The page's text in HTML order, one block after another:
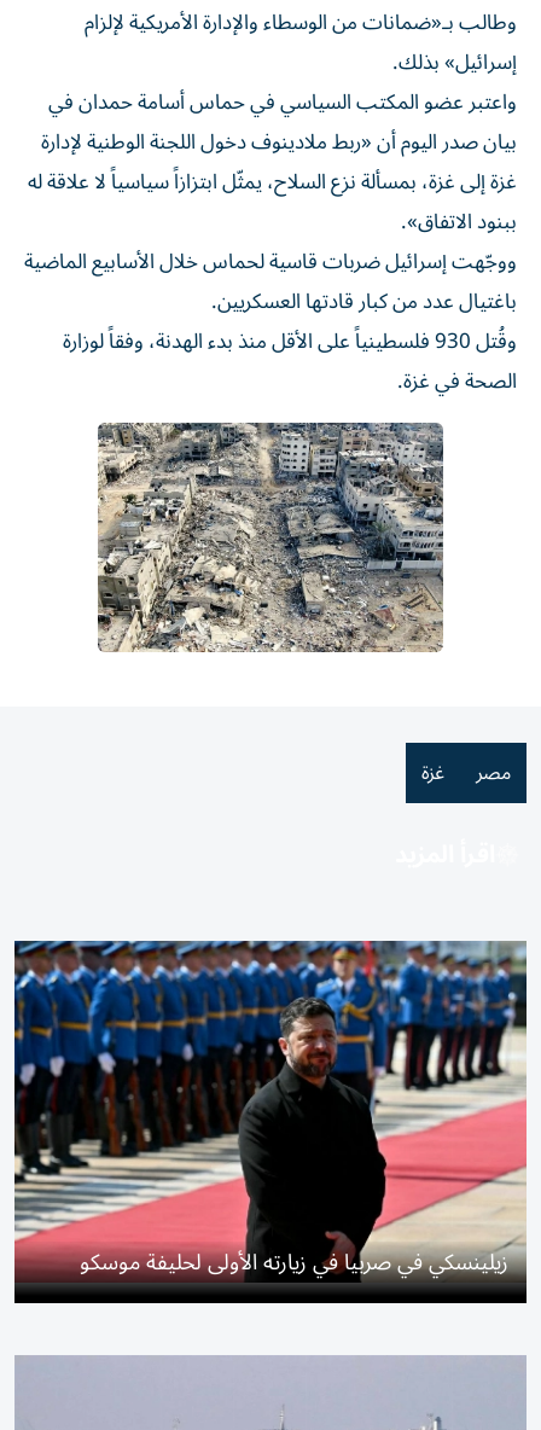
وطالب بـ«ضمانات من الوسطاء والإدارة الأمريكية لإلزام
إسرائيل» بذلك.
واعتبر عضو المكتب السياسي في حماس أسامة حمدان في
بيان صدر اليوم أن «ربط ملادينوف دخول اللجنة الوطنية لإدارة
غزة إلى غزة، بمسألة نزع السلاح، يمثّل ابتزازاً سياسياً لا علاقة له
ببنود الاتفاق».
ووجّهت إسرائيل ضربات قاسية لحماس خلال الأسابيع الماضية
باغتيال عدد من كبار قادتها العسكريين.
وقُتل 930 فلسطينياً على الأقل منذ بدء الهدنة، وفقاً لوزارة
الصحة في غزة.
مصر غزة
زيلينسكي في صربيا في زيارته الأولى لحليفة موسكو